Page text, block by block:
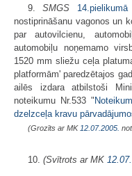
9.SMGS 14.pielikumā
nostiprināšanu vagonos un
par autovilcienu,
automobiļu noņemamo
1520 mm sliežu ceļa
platformām' paredzētajos
ailēs izdara atbilstoši
noteikumu Nr.533 "
dzelzceļa kravu
(Grozīts ar MK 12.07.2005.
10. (Svītrots ar MK